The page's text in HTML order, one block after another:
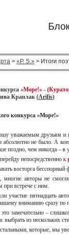
> «P. S.» > Итоги
«Море!» -
Краплак (Arifis)
конкурса «Море!»
уважаемым друзьям и
абсолютно не было. А
поздно, чем никогда –
непосредственно к
восторга бесспорный
многие авторы не
при встрече с ним.
участие пятнадцать
вниманию сразу по
замечательно –
выбрать из нескольких
которые, мы